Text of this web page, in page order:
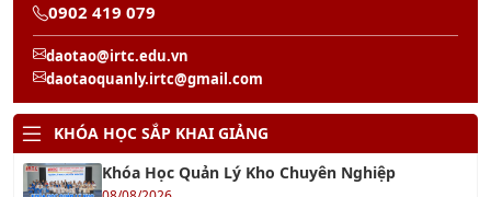
daotao@irtc.edu.vn
daotaoquanly.irtc@gmail.com
KHÓA HỌC SẮP KHAI GIẢNG
Khóa Học Quản Lý Kho Chuyên Nghiệp
08/08/2026